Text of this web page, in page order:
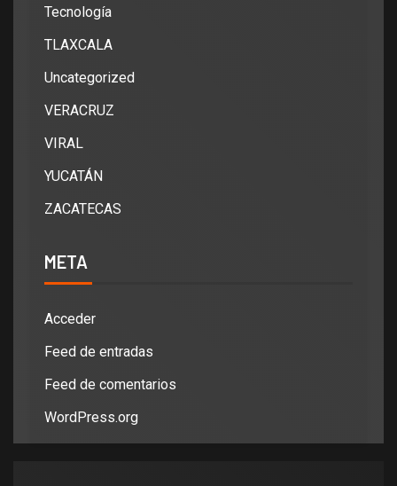
Tecnología
TLAXCALA
Uncategorized
VERACRUZ
VIRAL
YUCATÁN
ZACATECAS
META
Acceder
Feed de entradas
Feed de comentarios
WordPress.org